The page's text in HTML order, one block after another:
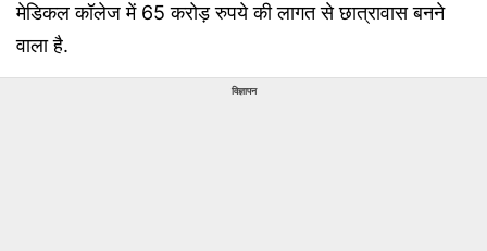
मेडिकल कॉलेज में 65 करोड़ रुपये की लागत से छात्रावास बनने
वाला है.
विज्ञापन